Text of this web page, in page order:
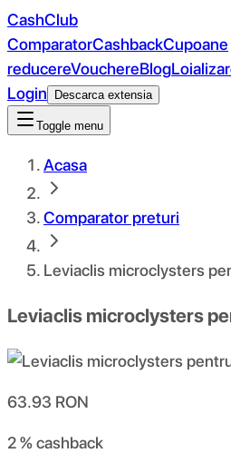
CashClub
ComparatorCashbackCupoane
reducereVouchereBlog
Login
Descarca extensia
Toggle menu
Acasa
Comparator preturi
Leviaclis microclysters
Leviaclis microclysters
63.93 RON
2 %cashback